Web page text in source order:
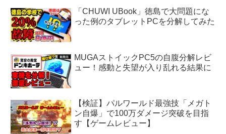
「CHUWI UBook」徳島で大問題にな
った例のタブレットPCを分解してみた
MUGAストイックPC5の自腹分解レビ
ュー！感動と失望が入り乱れる結果に
【検証】パルワールド最強技「メガト
ン自爆」で100万ダメージ突破を目指
す【ゲームレビュー】